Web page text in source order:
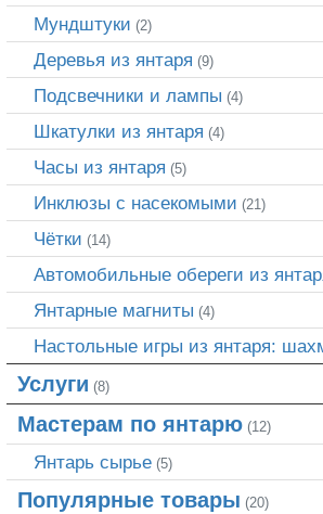
Мундштуки (2)
Деревья из янтаря (9)
Подсвечники и лампы (4)
Шкатулки из янтаря (4)
Часы из янтаря (5)
Инклюзы с насекомыми (21)
Чётки (14)
Автомобильные обереги из
Янтарные магниты (4)
Настольные игры из янтаря:
Услуги (8)
Мастерам по янтарю(12)
Янтарь сырье(5)
Популярные товары (20)